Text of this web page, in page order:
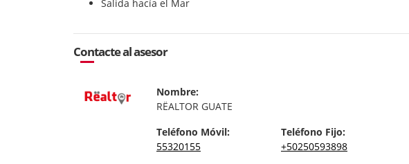
Salida hacía el Mar
Contacte al asesor
Nombre:
RËALTOR GUATE
Teléfono Móvil:
55320155
Teléfono Fijo:
+50250593898